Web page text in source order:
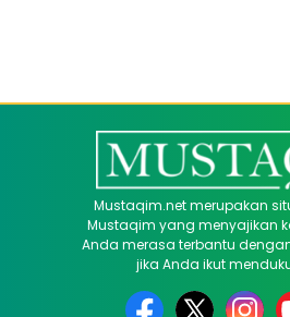
Mustaqim.net merupakan
Mustaqim yang menyajikan
Anda merasa terbantu
jika Anda ikut